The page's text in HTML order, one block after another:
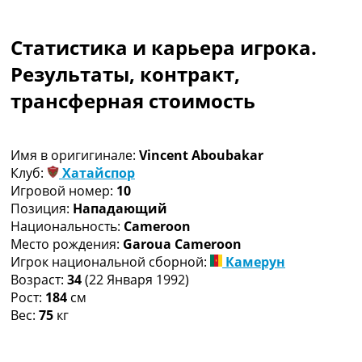
Чемпионат Мира
Украина. Премьер-Лига
Украина. Первая Лига
Лига Чемпионов
Другие Турниры >>>
Таблицы
Таблицы групп Чемпионата Мира
Украина. Премьер-Лига
Украина. Первая Лига
Лига Чемпионов. Таблицы групп
Англия. Премьер-Лига
Испания. Ла Лига
Все таблицы >>>
Рейтинги
Статистика и карьера игрока.
Результаты, контракт,
трансферная стоимость
Имя в оригигинале: Vincent Aboubakar
Клуб:
Хатайспор
Игровой номер: 10
Позиция: Нападающий
Национальность: Cameroon
Место рождения: Garoua Cameroon
Игрок национальной сборной:
Камерун
Возраст: 34(22 Января 1992)
Рост: 184 см
Вес: 75 кг